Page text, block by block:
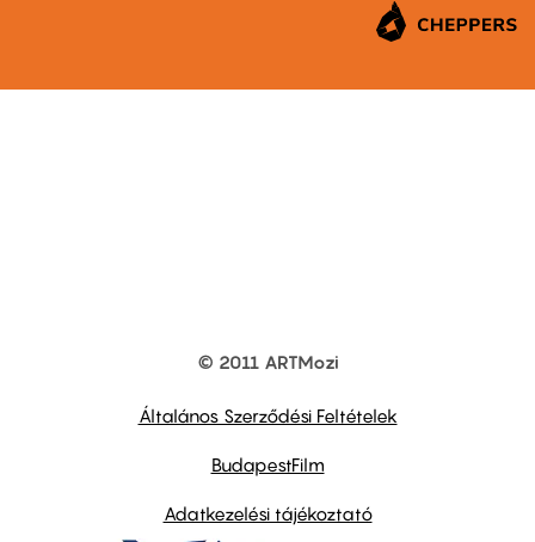
© 2011 ARTMozi
Általános Szerződési Feltételek
BudapestFilm
Adatkezelési tájékoztató